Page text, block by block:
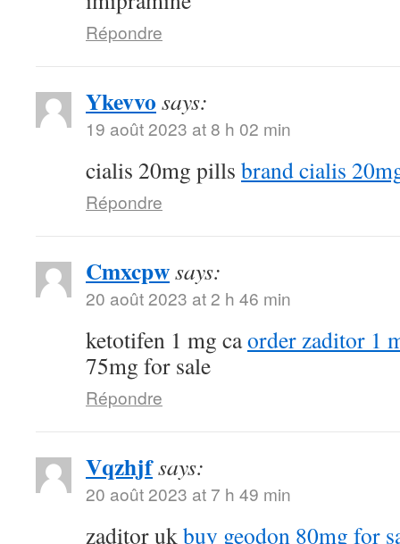
Répondre
Ykevvo says:
19 août 2023 at 8 h 02 min
cialis 20mg pills brand cialis
Répondre
Cmxcpwsays:
20 août 2023 at 2 h 46 min
ketotifen 1 mg caorder zaditor 1
75mg for sale
Répondre
Vqzhjfsays:
20 août 2023 at 7 h 49 min
zaditor ukbuy geodon 80mg for